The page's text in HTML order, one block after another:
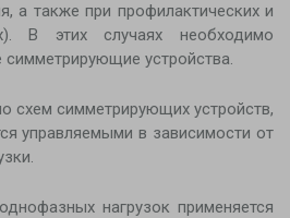
а также при профилактических и
В этих случаях необходимо
устройства.
схем симметрирующих устройств,
управляемыми в зависимости от
нагрузок применяется